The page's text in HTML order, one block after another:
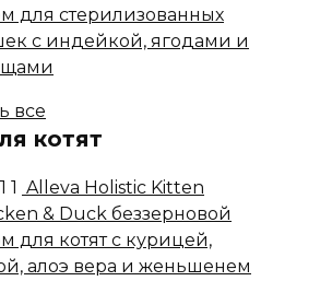
для стерилизованных
с индейкой, ягодами и
все
котят
1 Alleva Holistic Kitten
& Duck беззерновой
для котят с курицей,
алоэ вера и женьшенем